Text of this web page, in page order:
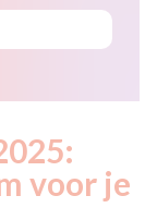
voor je